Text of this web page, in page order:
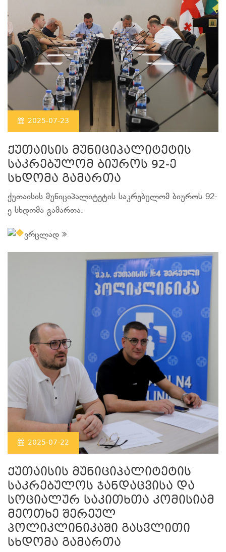
2025-07-23
ქუთაისის მუნიციპალიტეტის
საკრებულომ ბიუროს 92-ე
სხდომა გამართა
ქუთაისის მუნიციპალიტეტის საკრებულომ ბიუროს 92-
ე სხდომა გამართა.
ვრცლად
2025-07-22
ქუთაისის მუნიციპალიტეტის
საკრებულოს ჯანდაცვისა და
სოციალურ საკითხთა კომისიამ
მეოთხე შერეულ
პოლიკლინიკაში გასვლითი
სხდომა გამართა